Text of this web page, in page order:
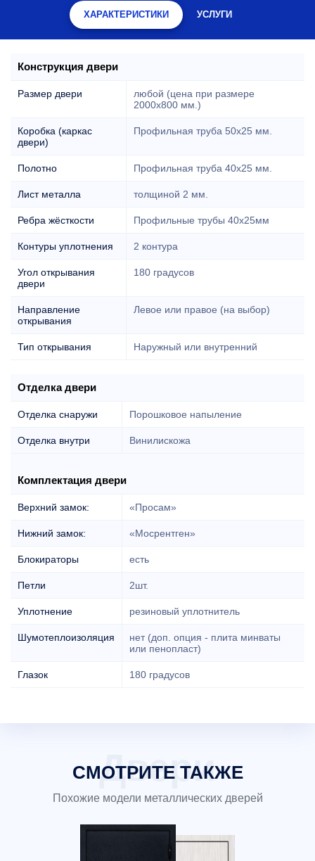
ХАРАКТЕРИСТИКИ УСЛУГИ
Конструкция двери
Размер двери
любой (цена при размере
2000x800 мм.)
Коробка (каркас
двери)
Профильная труба 50х25 мм.
Полотно Профильная труба 40х25 мм.
Лист металла толщиной 2 мм.
Ребра жёсткости Профильные трубы 40х25мм
Контуры уплотнения 2 контура
Угол открывания
двери
180 градусов
Направление
открывания
Левое или правое (на выбор)
Тип открывания Наружный или внутренний
Отделка двери
Отделка снаружи Порошковое напыление
Отделка внутри Винилискожа
Комплектация двери
Верхний замок: «Просам»
Нижний замок: «Мосрентген»
Блокираторы есть
Петли 2шт.
Уплотнение резиновый уплотнитель
Шумотеплоизоляция
нет (доп. опция - плита минваты
или пенопласт)
Глазок 180 градусов
СМОТРИТЕ ТАКЖЕ
Похожие модели металлических дверей